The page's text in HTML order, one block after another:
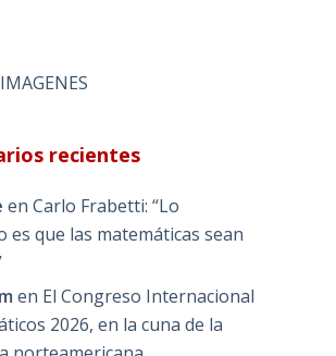
recientes
en Carlo Frabetti: “Lo
es que las matemáticas sean
en El Congreso Internacional
2026, en la cuna de la